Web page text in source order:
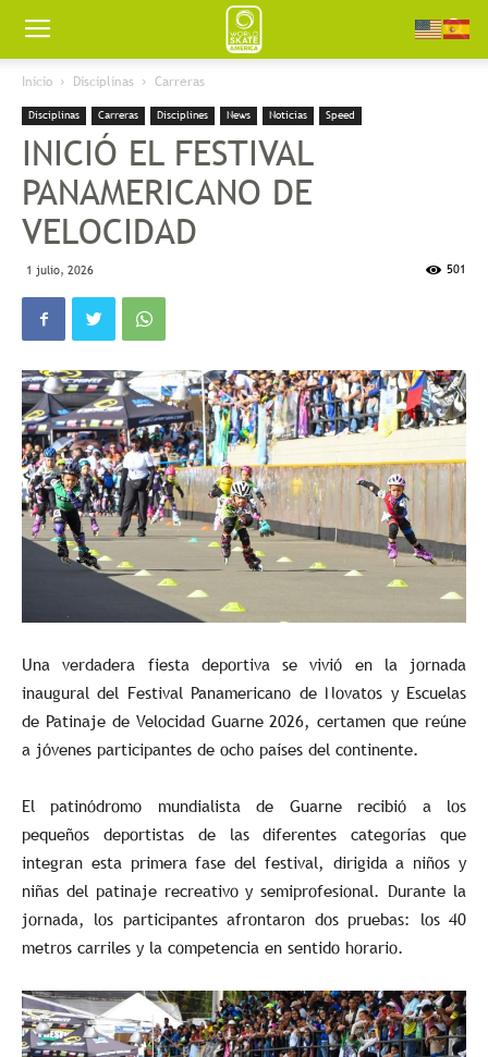
Worldskate
America
Inicio Disciplinas Carreras
Disciplinas Carreras Disciplines News Noticias Speed
INICIÓ EL FESTIVAL
PANAMERICANO DE
VELOCIDAD
1 julio, 2026 501
Una verdadera fiesta deportiva se vivió en la jornada
inaugural del Festival Panamericano de Novatos y Escuelas
de Patinaje de Velocidad Guarne 2026, certamen que reúne
a jóvenes participantes de ocho países del continente.
El patinódromo mundialista de Guarne recibió a los
pequeños deportistas de las diferentes categorías que
integran esta primera fase del festival, dirigida a niños y
niñas del patinaje recreativo y semiprofesional. Durante la
jornada, los participantes afrontaron dos pruebas: los 40
metros carriles y la competencia en sentido horario.